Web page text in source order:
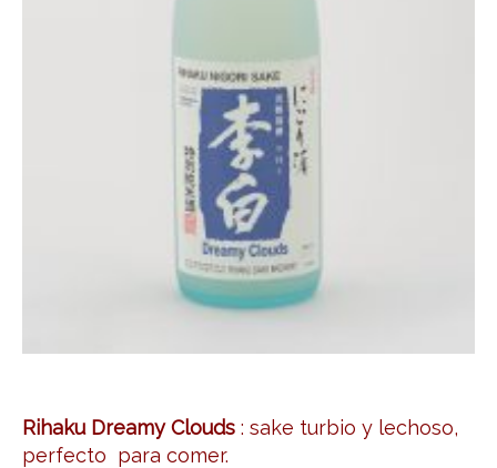
Rihaku Dreamy Clouds : sake turbio y lechoso,
perfecto para comer.